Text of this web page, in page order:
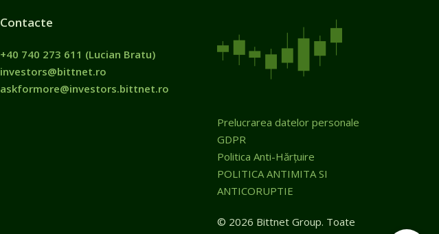
Contacte
+40 740 273 611 (Lucian Bratu)
investors@bittnet.ro
askformore@investors.bittnet.ro
Prelucrarea datelor personale
GDPR
Politica Anti-Hărțuire
POLITICA ANTIMITA SI
ANTICORUPTIE
© 2026 Bittnet Group. Toate